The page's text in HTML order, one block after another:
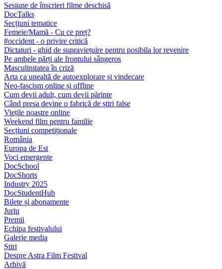
Sesiune de înscrieri filme deschisă
DocTalks
Secțiuni tematice
Femeie/Mamă - Cu ce preț?
#occident - o privire critică
Dictaturi - ghid de supraviețuire pentru posibila lor revenire
Pe ambele părți ale frontului sângeros
Masculinitatea în criză
Arta ca unealtă de autoexplorare și vindecare
Neo-fascism online și offline
Cum devii adult, cum devii părinte
Când presa devine o fabrică de știri false
Viețile noastre online
Weekend film pentru familie
Secțiuni competiționale
România
Europa de Est
Voci emergente
DocSchool
DocShorts
Industry 2025
DocStudentHub
Bilete și abonamente
Juriu
Premii
Echipa festivalului
Galerie media
Știri
Despre Astra Film Festival
Arhivă